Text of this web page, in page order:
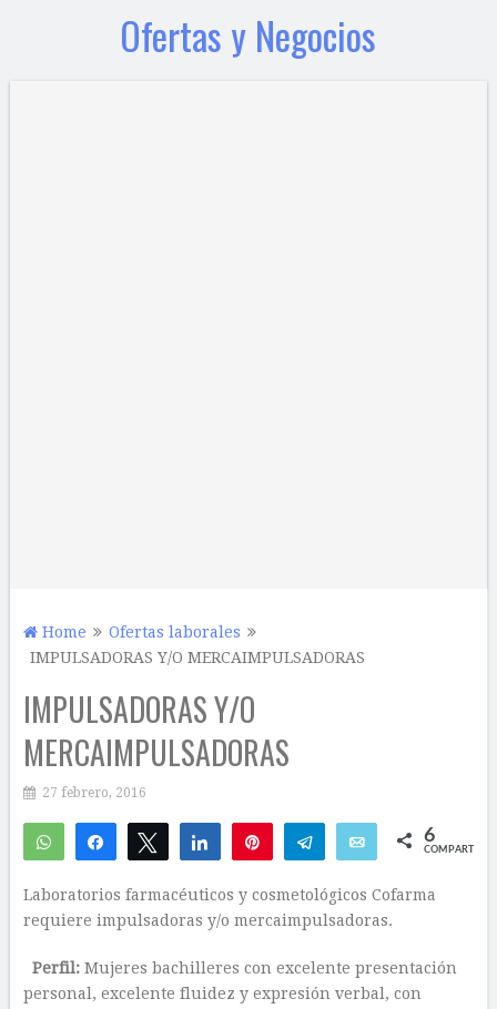
Ofertas y Negocios
Home
Ofertas laborales
IMPULSADORAS Y/O MERCAIMPULSADORAS
IMPULSADORAS Y/O
MERCAIMPULSADORAS
27 febrero, 2016
WhatsAppCompartirTwittear Compartir Telegram Email 6
COMPARTIR
Laboratorios farmacéuticos y cosmetológicos Cofarma
requiere impulsadoras y/o mercaimpulsadoras.
Perfil:Mujeres bachilleres con excelente presentación
personal, excelente fluidez y expresión verbal, con